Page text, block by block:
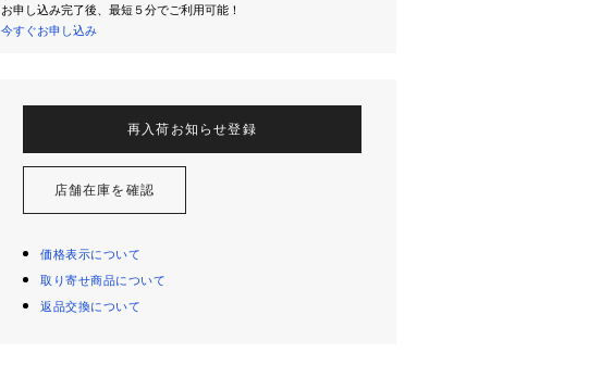
お申し込み完了後、最短５分でご利用可能！
今すぐお申し込み
再入荷お知らせ登録
店舗在庫を確認
価格表示について
取り寄せ商品について
返品交換について